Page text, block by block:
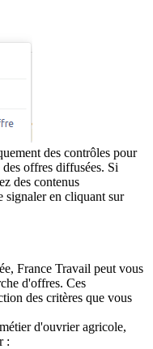
des contrôles pour
offres diffusées. Si
des contenus
signaler en cliquant sur
France Travail peut vous
d'offres. Ces
des critères que vous
d'ouvrier agricole,
: